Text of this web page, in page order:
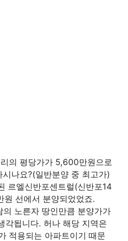
의 평당가가 5,600만원으로
나요?(일반분양 중 최고가)
르엘신반포센트럴(신반포14
선에서 분양되었었죠.
노른자 땅인만큼 분양가가
각됩니다. 허나 해당 지역은
적용되는 아파트이기 때문